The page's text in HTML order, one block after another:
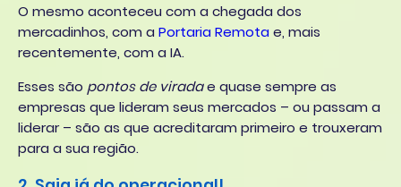
O mesmo aconteceu com a chegada dos
mercadinhos, com a Portaria Remota e, mais
recentemente, com a IA.
Esses são pontos de viradae quase sempre as
empresas que lideram seus mercados – ou passam a
liderar – são as que acreditaram primeiro e trouxeram
para a sua região.